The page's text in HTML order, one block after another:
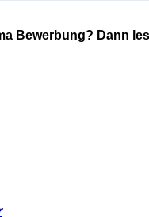
Bewerbung? Dann